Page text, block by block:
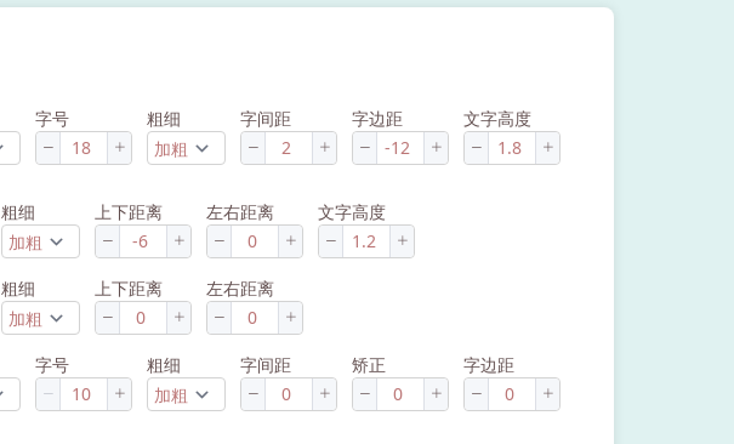
字号 粗细 字间距 字边距 文字高度
粗细 上下距离 左右距离 文字高度
粗细 上下距离 左右距离
字号 粗细 字间距 矫正 字边距